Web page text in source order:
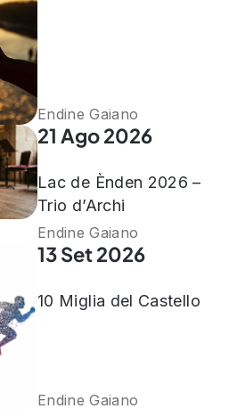
Endine Gaiano
21 Ago 2026
Lac de Ènden 2026 –
Trio d’Archi
Endine Gaiano
13 Set 2026
10 Miglia del Castello
Endine Gaiano